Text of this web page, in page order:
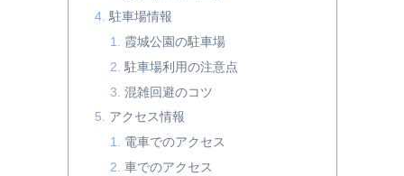
駐車場情報
霞城公園の駐車場
駐車場利用の注意点
混雑回避のコツ
アクセス情報
電車でのアクセス
車でのアクセス